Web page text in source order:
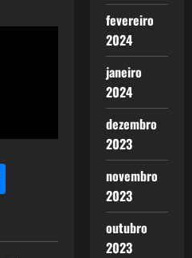
fevereiro
2024
janeiro
2024
dezembro
2023
novembro
2023
outubro
2023